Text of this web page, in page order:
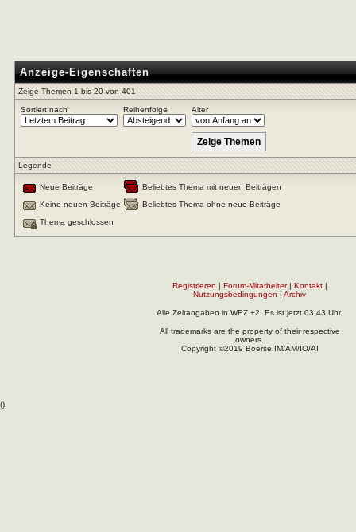
Anzeige-Eigenschaften
Zeige Themen 1 bis 20 von 401
Sortiert nach Reihenfolge Alter
Legende
Neue Beiträge
Beliebtes Thema mit neuen Beiträgen
Keine neuen Beiträge
Beliebtes Thema ohne neue Beiträge
Thema geschlossen
Registrieren | Forum-Mitarbeiter| Kontakt|
Nutzungsbedingungen | Archiv
Alle Zeitangaben in WEZ +2. Es ist jetzt 03:43 Uhr.
All trademarks are the property of their respective
owners.
Copyright ©2019 Boerse.IM/AM/IO/AI
().